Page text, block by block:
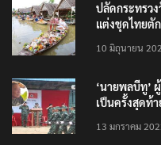
ปลัดกระทรวง
แต่งชุดไทยตั
10 มิถุนายน
‘นายพลบีทู’
เป็นครั้งสุดท้
13 มกราคม